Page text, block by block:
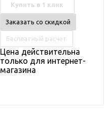
Купить в 1 клик
Заказать со скидкой
Бесплатный расчет
Цена действительна
только для интернет-
магазина